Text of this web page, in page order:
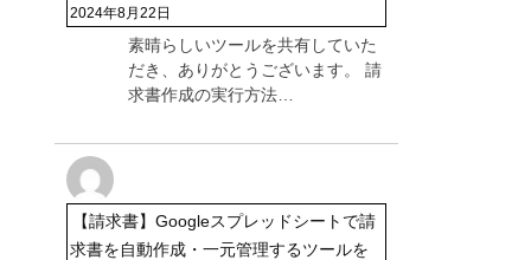
2024年8月22日
素晴らしいツールを共有していた
だき、ありがとうございます。 請
求書作成の実行方法…
【請求書】Googleスプレッドシートで請
求書を自動作成・一元管理するツールを